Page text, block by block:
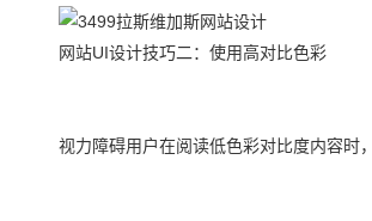
网站UI设计技巧二：使用高对比色彩
视力障碍用户在阅读低色彩对比度内容时